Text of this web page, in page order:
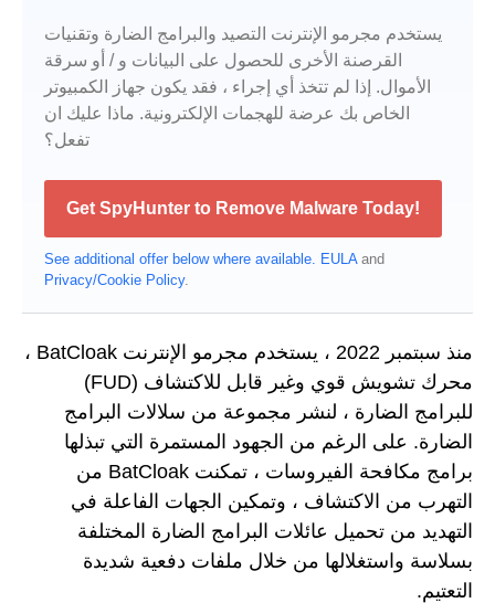
يستخدم مجرمو الإنترنت التصيد والبرامج الضارة وتقنيات
القرصنة الأخرى للحصول على البيانات و / أو سرقة
الأموال. إذا لم تتخذ أي إجراء ، فقد يكون جهاز الكمبيوتر
الخاص بك عرضة للهجمات الإلكترونية. ماذا عليك ان
تفعل؟
Get SpyHunter to Remove Malware Today!
See additional offer below where available. EULAand
Privacy/Cookie Policy.
منذ سبتمبر 2022 ، يستخدم مجرمو الإنترنت BatCloak ،
محرك تشويش قوي وغير قابل للاكتشاف (FUD)
للبرامج الضارة ، لنشر مجموعة من سلالات البرامج
الضارة. على الرغم من الجهود المستمرة التي تبذلها
برامج مكافحة الفيروسات ، تمكنت BatCloak من
التهرب من الاكتشاف ، وتمكين الجهات الفاعلة في
التهديد من تحميل عائلات البرامج الضارة المختلفة
بسلاسة واستغلالها من خلال ملفات دفعية شديدة
التعتيم.